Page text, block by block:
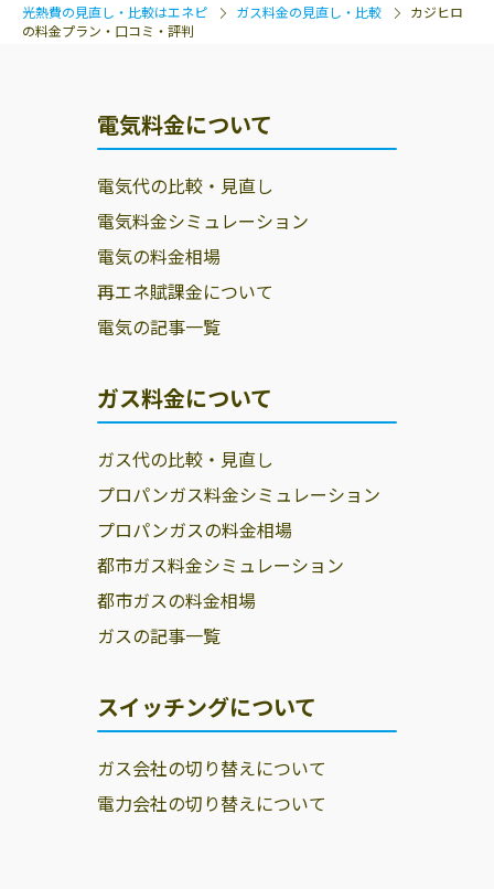
光熱費の見直し・比較はエネピ ガス料金の見直し・比較
カジヒロ
の料金プラン・口コミ・評判
電気料金について
電気代の比較・見直し
電気料金シミュレーション
電気の料金相場
再エネ賦課金について
電気の記事一覧
ガス料金について
ガス代の比較・見直し
プロパンガス料金シミュレーション
プロパンガスの料金相場
都市ガス料金シミュレーション
都市ガスの料金相場
ガスの記事一覧
スイッチングについて
ガス会社の切り替えについて
電力会社の切り替えについて